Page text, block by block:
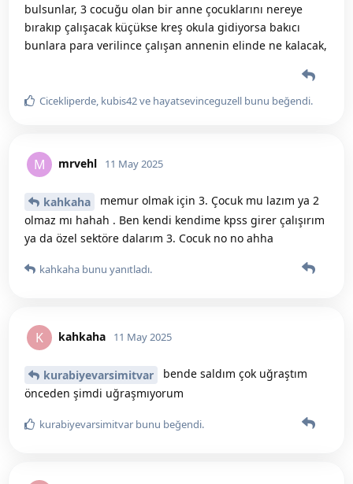
bulsunlar, 3 cocuğu olan bir anne çocuklarını nereye
bırakıp çalışacak küçükse kreş okula gidiyorsa bakıcı
bunlara para verilince çalışan annenin elinde ne kalacak,
Cicekliperde, kubis42ve hayatsevinceguzell bunu beğendi.
M mrvehl 11 May 2025
kahkaha
memur olmak için 3. Çocuk mu lazım ya 2
olmaz mı hahah . Ben kendi kendime kpss girer çalışırım
ya da özel sektöre dalarım 3. Cocuk no no ahha
kahkaha bunu yanıtladı.
K kahkaha 11 May 2025
kurabiyevarsimitvar
bende saldım çok uğraştım
önceden şimdi uğraşmıyorum
kurabiyevarsimitvar bunu beğendi.